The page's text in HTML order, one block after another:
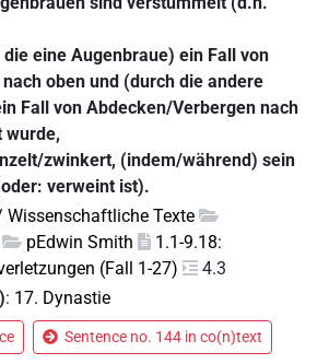
eine Augenbraue) ein Fall von
oben und (durch die andere
Fall von Abdecken/Verbergen nach
wurde,
zwinkert, (indem/während) sein
verweint ist).
Texte
pEdwin Smith
1.1-9.18:
(Fall 1-27)
4.3
: 17. Dynastie
Sentence no. 144 in co(n)text